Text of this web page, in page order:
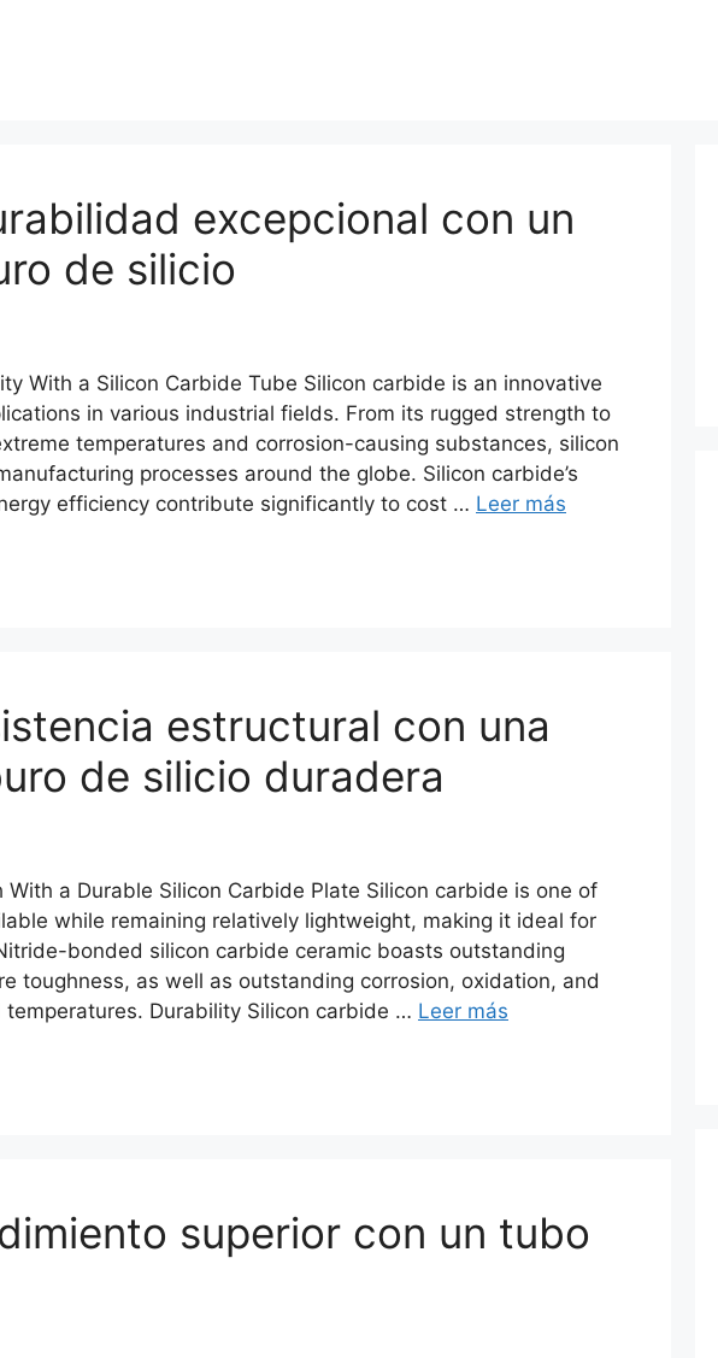
excepcional con un
de silicio
With a Silicon Carbide Tube Silicon carbide is an innovative
in various industrial fields. From its rugged strength to
temperatures and corrosion-causing substances, silicon
processes around the globe. Silicon carbide’s
efficiency contribute significantly to cost … Leer más
estructural con una
de silicio duradera
With a Durable Silicon Carbide Plate Silicon carbide is one of
while remaining relatively lightweight, making it ideal for
bonded silicon carbide ceramic boasts outstanding
toughness, as well as outstanding corrosion, oxidation, and
. Durability Silicon carbide … Leer más
superior con un tubo